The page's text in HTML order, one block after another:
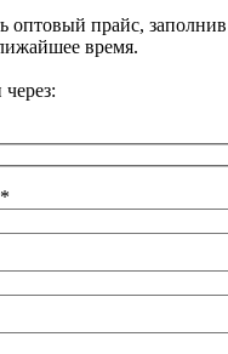
оптовый прайс,
время.
*